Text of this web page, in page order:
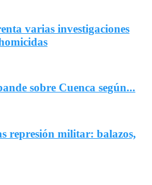
varias investigaciones
sobre Cuenca según...
represión militar: balazos,